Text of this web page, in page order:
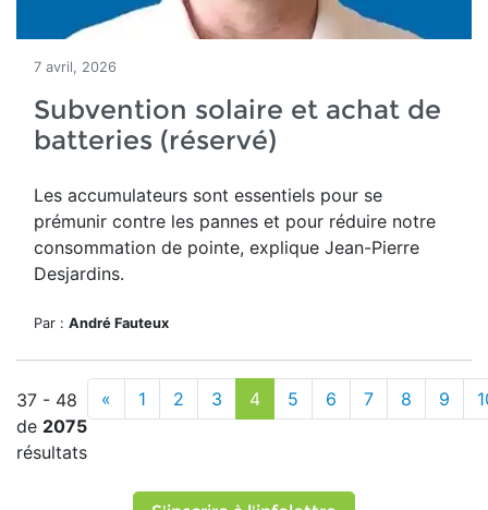
7 avril, 2026
Subvention solaire et achat de
batteries (réservé)
Les accumulateurs sont essentiels pour se
prémunir contre les pannes et pour réduire notre
consommation de pointe, explique Jean-Pierre
Desjardins.
Par : André Fauteux
37 - 48
de 2075
résultats
« 1 2 3 4 5 6 7 8 9